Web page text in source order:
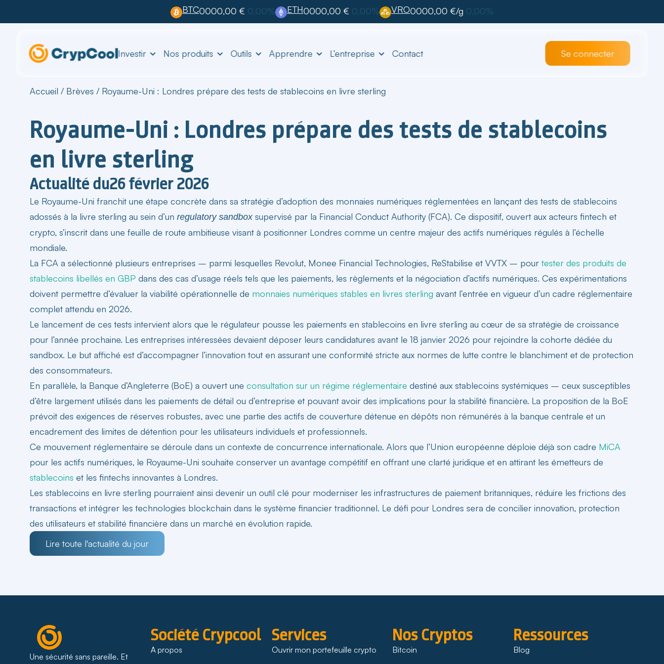
BTC0000,00 € 0,00% ETH0000,00 € 0,00% VRO0000,00 €/g 0,00%
Investir Nos produits Outils Apprendre L’entreprise Contact Se connecter
Accueil / Brèves / Royaume-Uni : Londres prépare des tests de stablecoins en livre sterling
Royaume-Uni : Londres prépare des tests de stablecoins
en livre sterling
Actualité du26 février 2026
Le Royaume-Uni franchit une étape concrète dans sa stratégie d’adoption des monnaies numériques réglementées en lançant des tests de stablecoins
adossés à la livre sterling au sein d’un regulatory sandboxsupervisé par la Financial Conduct Authority (FCA). Ce dispositif, ouvert aux acteurs fintech et
crypto, s’inscrit dans une feuille de route ambitieuse visant à positionner Londres comme un centre majeur des actifs numériques régulés à l’échelle
mondiale.
La FCA a sélectionné plusieurs entreprises – parmi lesquelles Revolut, Monee Financial Technologies, ReStabilise et VVTX – pour tester des produits de
stablecoins libellés en GBP dans des cas d’usage réels tels que les paiements, les règlements et la négociation d’actifs numériques. Ces expérimentations
doivent permettre d’évaluer la viabilité opérationnelle de monnaies numériques stables en livres sterling avant l’entrée en vigueur d’un cadre réglementaire
complet attendu en 2026.
Le lancement de ces tests intervient alors que le régulateur pousse les paiements en stablecoins en livre sterling au cœur de sa stratégie de croissance
pour l’année prochaine. Les entreprises intéressées devaient déposer leurs candidatures avant le 18 janvier 2026 pour rejoindre la cohorte dédiée du
sandbox. Le but affiché est d’accompagner l’innovation tout en assurant une conformité stricte aux normes de lutte contre le blanchiment et de protection
des consommateurs.
En parallèle, la Banque d’Angleterre (BoE) a ouvert une consultation sur un régime réglementaire destiné aux stablecoins systémiques – ceux susceptibles
d’être largement utilisés dans les paiements de détail ou d’entreprise et pouvant avoir des implications pour la stabilité financière. La proposition de la BoE
prévoit des exigences de réserves robustes, avec une partie des actifs de couverture détenue en dépôts non rémunérés à la banque centrale et un
encadrement des limites de détention pour les utilisateurs individuels et professionnels.
Ce mouvement réglementaire se déroule dans un contexte de concurrence internationale. Alors que l’Union européenne déploie déjà son cadre MiCA
pour les actifs numériques, le Royaume-Uni souhaite conserver un avantage compétitif en offrant une clarté juridique et en attirant les émetteurs de
stablecoins et les fintechs innovantes à Londres.
Les stablecoins en livre sterling pourraient ainsi devenir un outil clé pour moderniser les infrastructures de paiement britanniques, réduire les frictions des
transactions et intégrer les technologies blockchain dans le système financier traditionnel. Le défi pour Londres sera de concilier innovation, protection
des utilisateurs et stabilité financière dans un marché en évolution rapide.
Lire toute l'actualité du jour
Une sécurité sans pareille. Et
Société Crypcool
A propos
Services
Ouvrir mon portefeuille crypto
Nos Cryptos
Bitcoin
Ressources
Blog